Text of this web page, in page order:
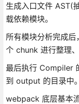
生成入口文件 AST(
载依赖模块。
所有模块分析完成
个 chunk 进行整理、
最后执行 Compiler
到 output 的目录中。
webpack 底层基本